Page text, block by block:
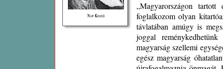
„Magyarországon
foglalkozom olyan
távlatában amúgy is
joggal
magyarság szellemi
egész magyarság